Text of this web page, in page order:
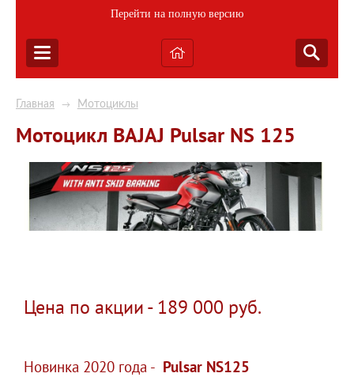
Перейти на полную версию
Главная → Мотоциклы
Мотоцикл BAJAJ Pulsar NS 125
Цена по акции - 189 000 руб.
Новинка 2020 года - Pulsar NS125